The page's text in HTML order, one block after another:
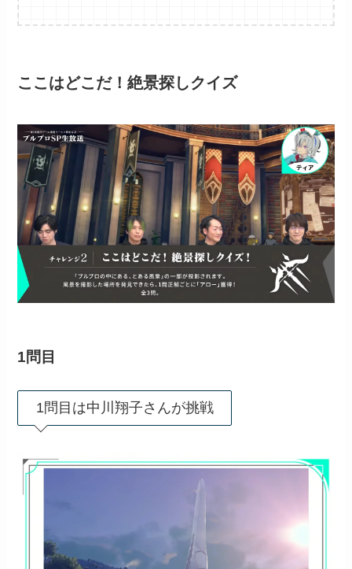
ここはどこだ！絶景探しクイズ
1問目
1問目は中川翔子さんが挑戦